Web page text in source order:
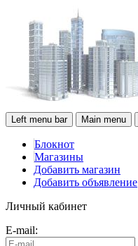
Left menu bar Main menu
Блокнот
Магазины
Добавить магазин
Добавить объявление
Личный кабинет
E-mail: